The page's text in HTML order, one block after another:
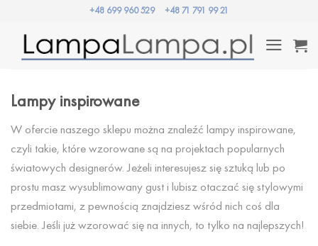
zawartości
+48 699 960 529 +48 71 791 99 21
Lampy inspirowane
W ofercie naszego sklepu można znaleźć lampy inspirowane,
czyli takie, które wzorowane są na projektach popularnych
światowych designerów. Jeżeli interesujesz się sztuką lub po
prostu masz wysublimowany gust i lubisz otaczać się stylowymi
przedmiotami, z pewnością znajdziesz wśród nich coś dla
siebie. Jeśli już wzorować się na innych, to tylko na najlepszych!